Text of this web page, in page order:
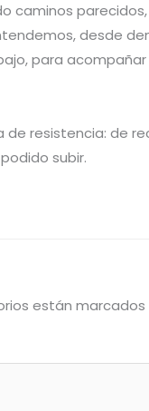
desde
para acompañar
resistencia: de
subir.
están marcados